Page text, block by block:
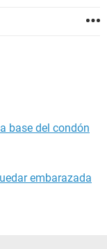
base del condón
embarazada